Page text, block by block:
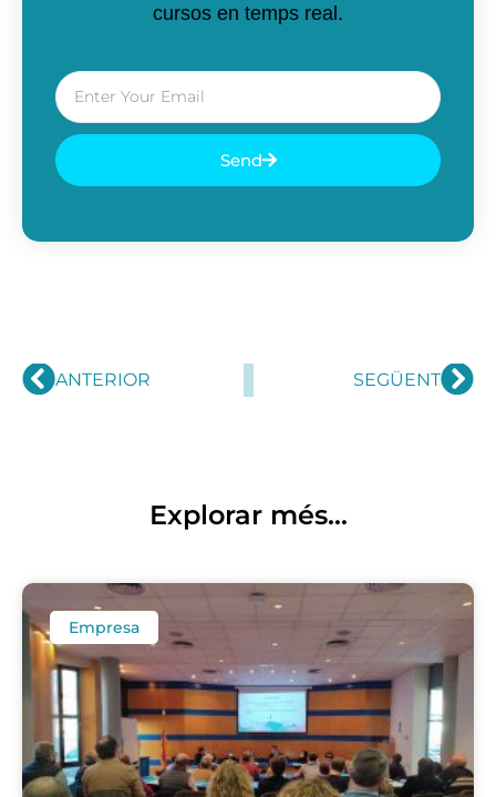
cursos en temps real.
Email
Send
ANTERIOR SEGÜENT
Explorar més...
Empresa